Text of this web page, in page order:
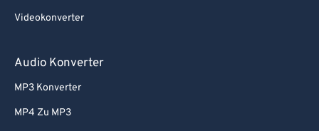
Videokonverter
Audio Konverter
MP3 Konverter
MP4 Zu MP3